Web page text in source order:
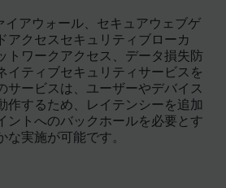
イアウォール、セキュアウェブゲ
アクセスセキュリティブローカ
トワークアクセス、データ損失防
イティブセキュリティサービスを
サービスは、ユーザーやデバイス
作するため、レイテンシーを追加
ントへのバックホールを必要とす
実施が可能です。